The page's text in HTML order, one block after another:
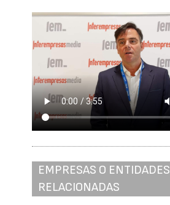
EMPRESAS O ENTIDADES
RELACIONADAS